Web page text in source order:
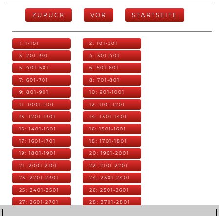
ZURÜCK VOR STARTSEITE
1: 1-101 2: 101-201
3: 201-301 4: 301-401
5: 401-501 6: 501-601
7: 601-701 8: 701-801
9: 801-901 10: 901-1001
11: 1001-1101 12: 1101-1201
13: 1201-1301 14: 1301-1401
15: 1401-1501 16: 1501-1601
17: 1601-1701 18: 1701-1801
19: 1801-1901 20: 1901-2001
21: 2001-2101 22: 2101-2201
23: 2201-2301 24: 2301-2401
25: 2401-2501 26: 2501-2601
27: 2601-2701 28: 2701-2801